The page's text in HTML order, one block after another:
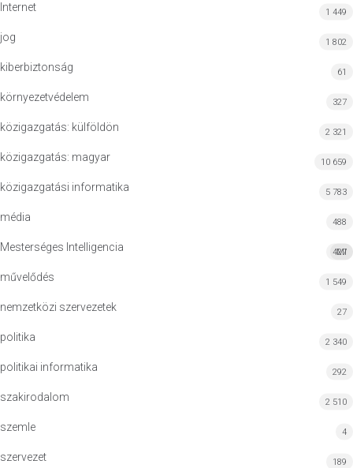
Internet 1 449
jog 1 802
kiberbiztonság 61
környezetvédelem 327
közigazgatás: külföldön 2 321
közigazgatás: magyar 10 659
közigazgatási informatika 5 783
média 488
Mesterséges Intelligencia MI
427
művelődés 1 549
nemzetközi szervezetek 27
politika 2 340
politikai informatika 292
szakirodalom 2 510
szemle 4
szervezet 189